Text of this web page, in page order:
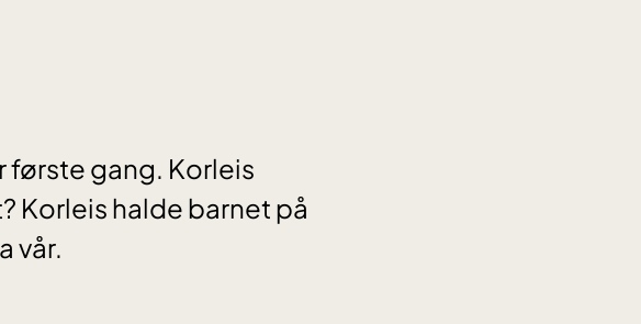
første gang. Korleis
Korleis halde barnet på
vår.